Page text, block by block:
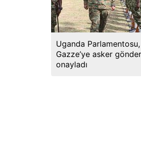
Uganda Parlamentosu,
Gazze’ye asker
onayladı